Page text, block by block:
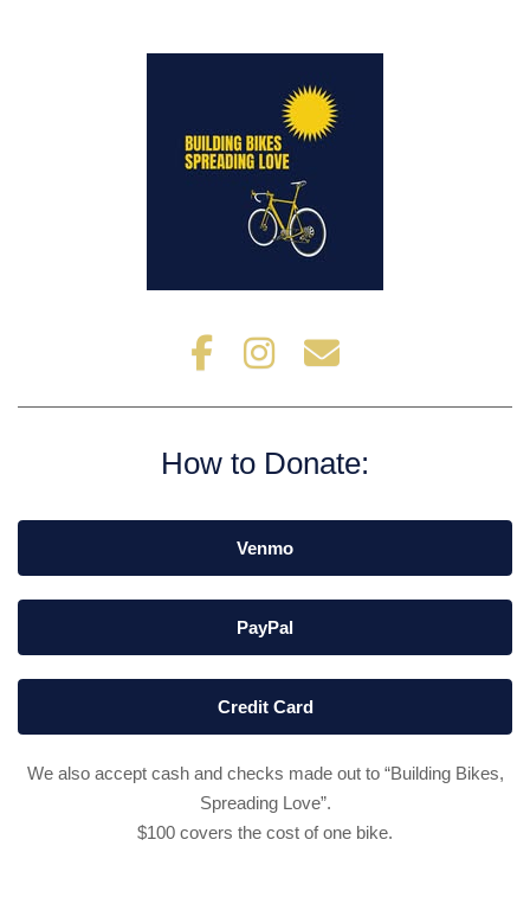
How to Donate:
Venmo
PayPal
Credit Card
We also accept cash and checks made out to “Building Bikes,
Spreading Love”.
$100 covers the cost of one bike.